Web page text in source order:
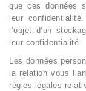
que ces données
leur
l’objet d’un
leur confidentialité.
Les données
la relation vous
règles légales